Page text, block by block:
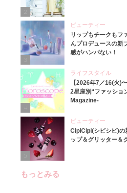
3
ビューティー
リップもチークもフ
んプロデュースの新
感がハンパない！
4
ライフスタイル
【2026年7／16(火)
2星座別“ファッショ
Magazine-
ビューティー
CipiCipi(シピシピ)の
ップ＆グリッター
もっとみる